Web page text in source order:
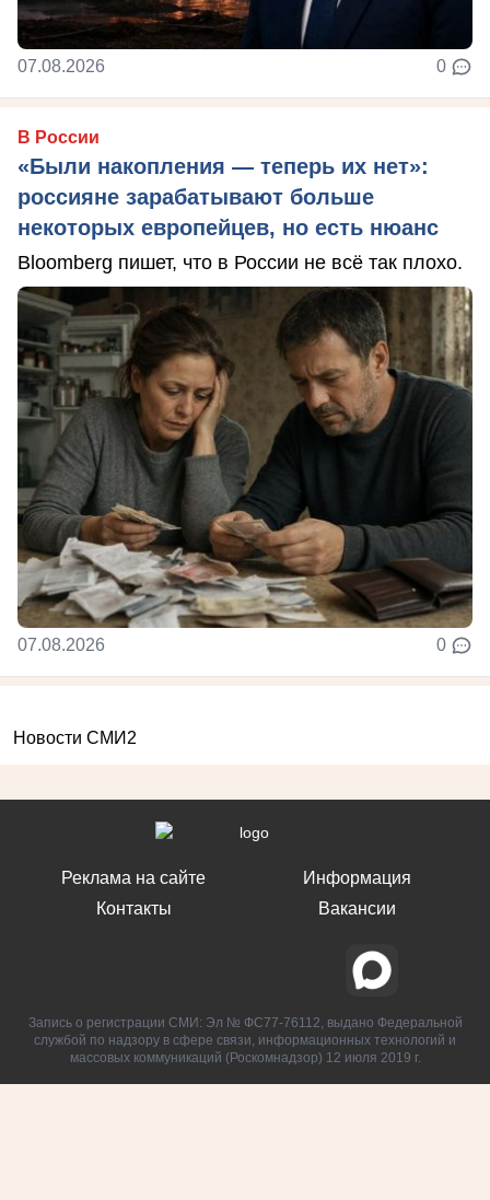
07.08.2026 0
В России
«Были накопления — теперь их нет»:
россияне зарабатывают больше
некоторых европейцев, но есть нюанс
Bloomberg пишет, что в России не всё так плохо.
07.08.2026 0
Новости СМИ2
Реклама на сайте
Контакты
Информация
Вакансии
Запись о регистрации СМИ: Эл № ФС77-76112, выдано Федеральной
службой по надзору в сфере связи, информационных технологий и
массовых коммуникаций (Роскомнадзор) 12 июля 2019 г.